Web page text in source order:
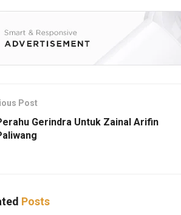
Post
Gerindra Untuk Zainal Arifin
Posts